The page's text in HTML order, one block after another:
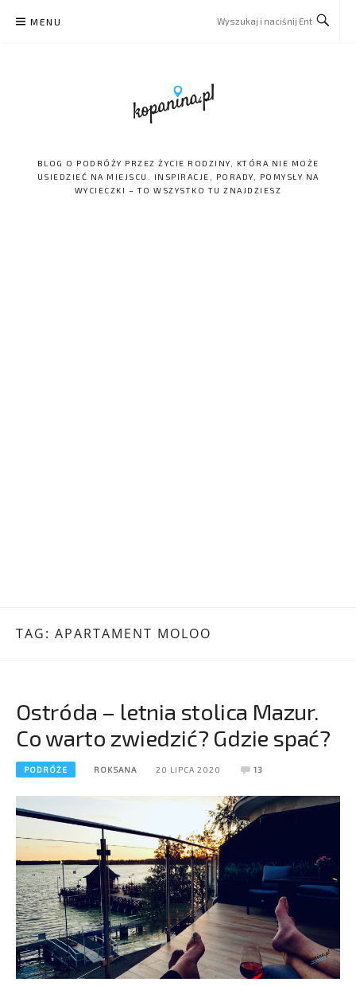
MENU
BLOG O PODRÓŻY PRZEZ ŻYCIE RODZINY, KTÓRA NIE MOŻE
USIEDZIEĆ NA MIEJSCU. INSPIRACJE, PORADY, POMYSŁY NA
WYCIECZKI – TO WSZYSTKO TU ZNAJDZIESZ
TAG: APARTAMENT MOLOO
Ostróda – letnia stolica Mazur.
Co warto zwiedzić? Gdzie spać?
PODRÓŻE ROKSANA 20 LIPCA 2020 13